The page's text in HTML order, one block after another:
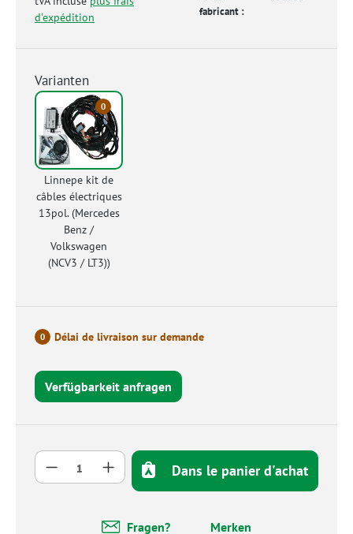
d'expédition
fabricant :
Varianten
0
Linnepe kit de
câbles électriques
13pol. (Mercedes
Benz /
Volkswagen
(NCV3 / LT3))
0 Délai de livraison sur demande
Verfügbarkeit anfragen
Quantité de produit : Entrez la quantité
Dans le panier d'achat
Fragen? Merken